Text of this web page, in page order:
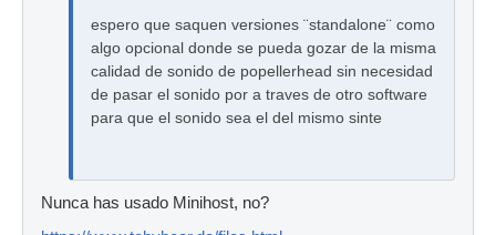
espero que saquen versiones ¨standalone¨ como
algo opcional donde se pueda gozar de la misma
calidad de sonido de popellerhead sin necesidad
de pasar el sonido por a traves de otro software
para que el sonido sea el del mismo sinte
Nunca has usado Minihost, no?